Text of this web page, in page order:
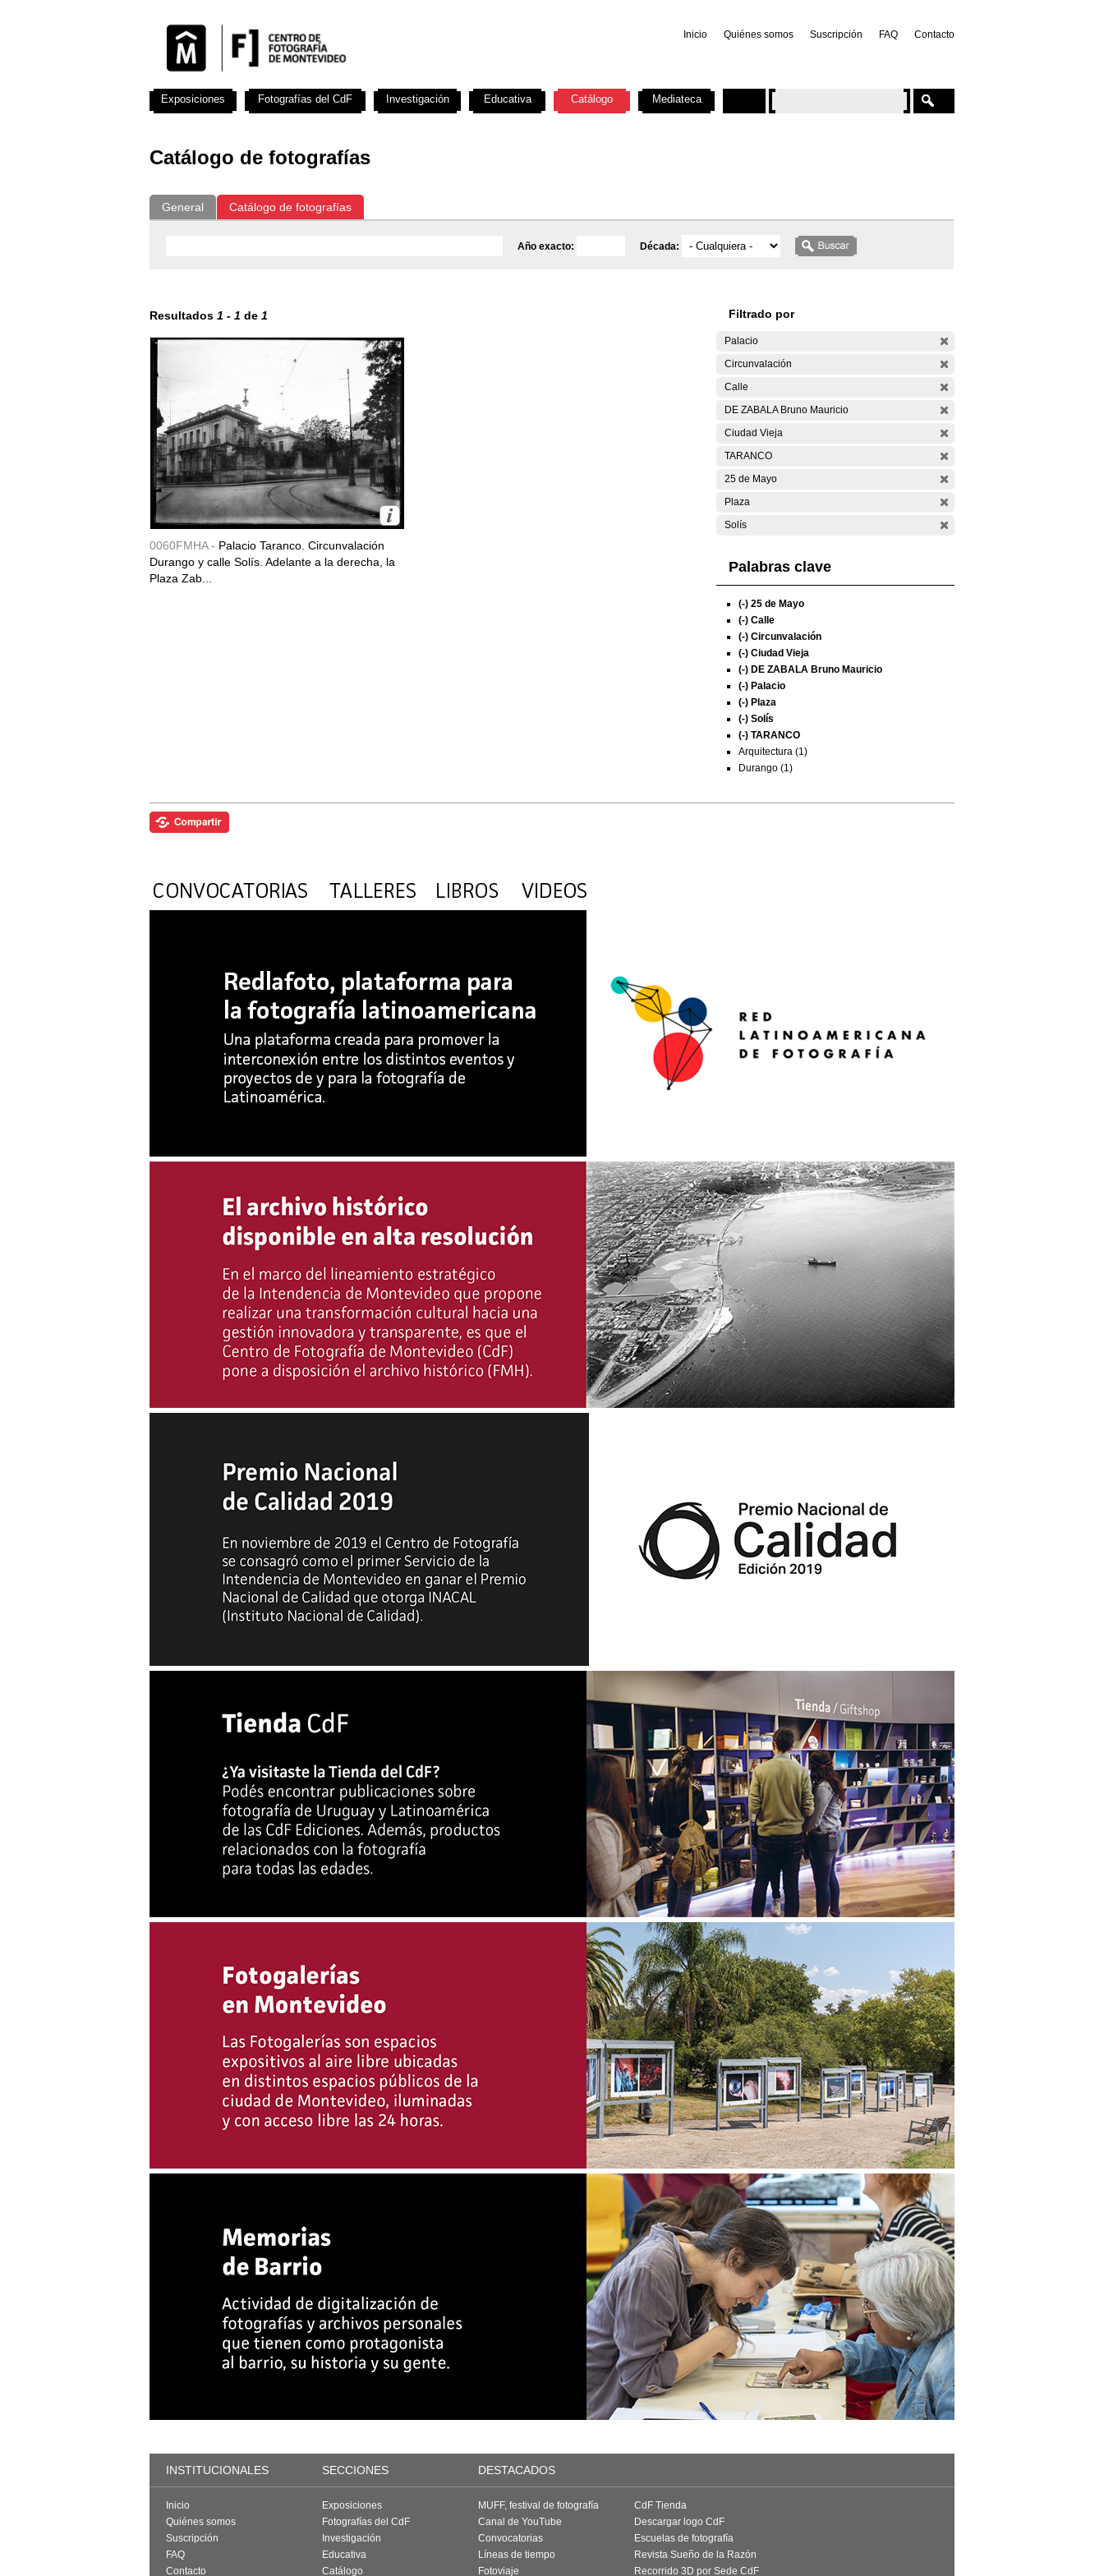
Inicio Quiénes somos Suscripción FAQ Contacto
Catálogo de fotografías
General Catálogo de fotografías
Año exacto: Década:
Resultados 1 - 1 de 1
0060FMHA - Palacio Taranco. Circunvalación
Durango y calle Solís. Adelante a la derecha, la
Plaza Zab...
Filtrado por
Palacio
Circunvalación
Calle
DE ZABALA Bruno Mauricio
Ciudad Vieja
TARANCO
25 de Mayo
Plaza
Solís
Palabras clave
(-) 25 de Mayo
(-) Calle
(-) Circunvalación
(-) Ciudad Vieja
(-) DE ZABALA Bruno Mauricio
(-) Palacio
(-) Plaza
(-) Solís
(-) TARANCO
Arquitectura (1)
Durango (1)
Exposiciones Fotografías del CdF Investigación Educativa Catálogo Mediateca
INSTITUCIONALES SECCIONES DESTACADOS
Inicio
Quiénes somos
Suscripción
FAQ
Contacto
Exposiciones
Fotografías del CdF
Investigación
Educativa
Catálogo
MUFF, festival de fotografía
Canal de YouTube
Convocatorias
Líneas de tiempo
Fotoviaje
CdF Tienda
Descargar logo CdF
Escuelas de fotografía
Revista Sueño de la Razón
Recorrido 3D por Sede CdF